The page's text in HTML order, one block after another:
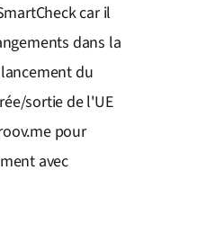
car il
dans la
du
sortie de l'UE
pour
avec